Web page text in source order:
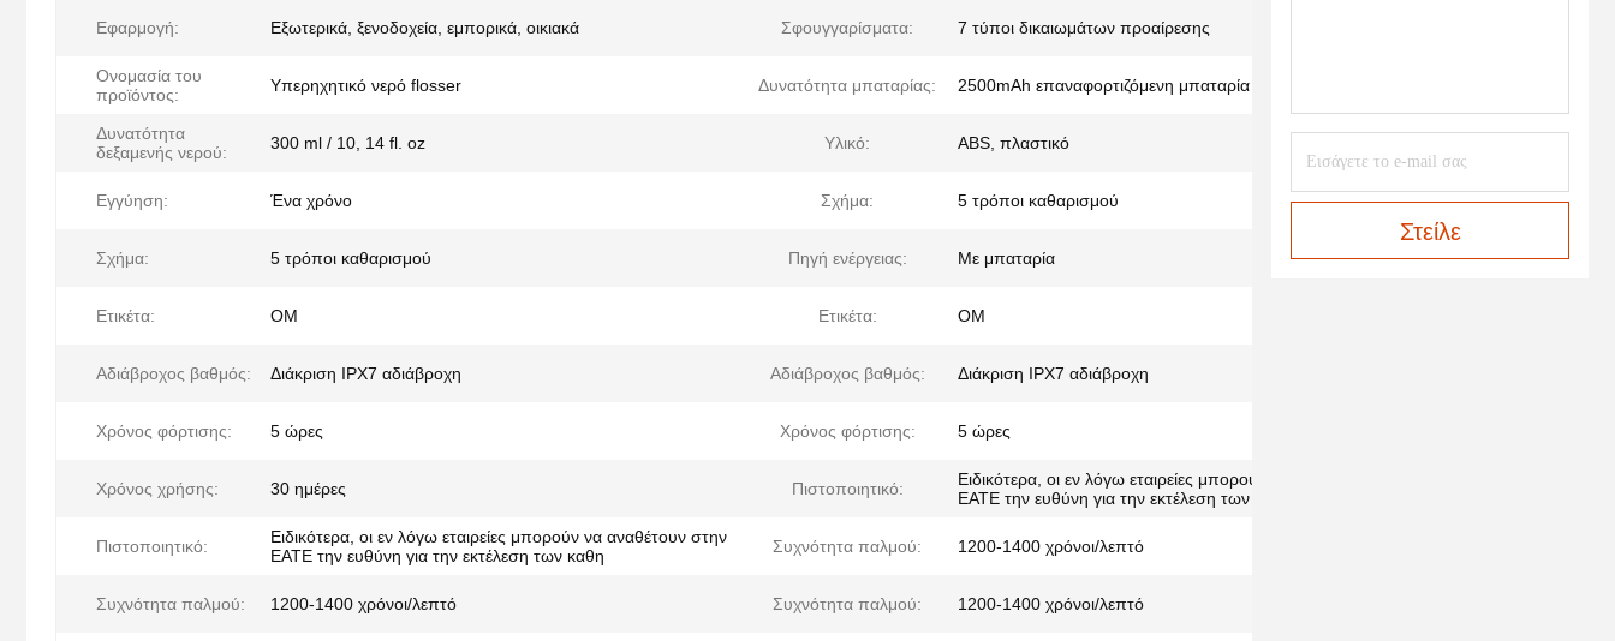
Εφαρμογή: Εξωτερικά, ξενοδοχεία, εμπορικά, οικιακά Σφουγγαρίσματα: 7 τύποι δικαιωμάτων προαίρεσης
Ονομασία του
προϊόντος:
Υπερηχητικό νερό flosser Δυνατότητα μπαταρίας: 2500mAh επαναφορτιζόμενη μπαταρία λιθίου
Δυνατότητα
δεξαμενής νερού:
300 ml / 10, 14 fl. oz Υλικό: ABS, πλαστικό
Εγγύηση: Ένα χρόνο Σχήμα: 5 τρόποι καθαρισμού
Σχήμα: 5 τρόποι καθαρισμού Πηγή ενέργειας: Με μπαταρία
Ετικέτα: ΟΜ Ετικέτα: ΟΜ
Αδιάβροχος βαθμός: Διάκριση IPX7 αδιάβροχη Αδιάβροχος βαθμός: Διάκριση IPX7 αδιάβροχη
Χρόνος φόρτισης: 5 ώρες Χρόνος φόρτισης: 5 ώρες
Χρόνος χρήσης: 30 ημέρες Πιστοποιητικό:
Ειδικότερα, οι εν λόγω εταιρείες μπορούν να αναθέτουν στην
ΕΑΤΕ την ευθύνη για την εκτέλεση των καθη
Πιστοποιητικό:
Ειδικότερα, οι εν λόγω εταιρείες μπορούν να αναθέτουν στην
ΕΑΤΕ την ευθύνη για την εκτέλεση των καθη
Συχνότητα παλμού: 1200-1400 χρόνοι/λεπτό
Συχνότητα παλμού: 1200-1400 χρόνοι/λεπτό Συχνότητα παλμού: 1200-1400 χρόνοι/λεπτό
Στείλε